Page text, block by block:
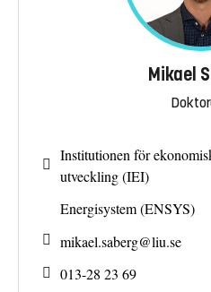
Mikael
Institutionen för
utveckling (IEI)
Energisystem (ENSYS)
mikael.saberg@liu.se
013-28 23 69